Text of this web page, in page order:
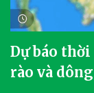
Dự báo
rào và dông